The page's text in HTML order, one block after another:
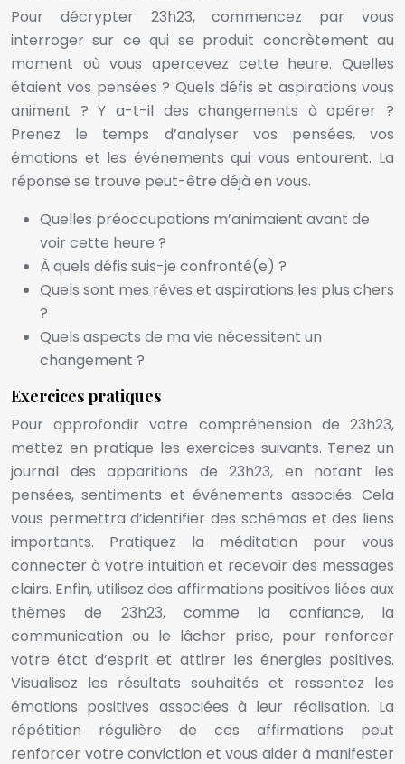
Pour décrypter 23h23, commencez par vous
interroger sur ce qui se produit concrètement au
moment où vous apercevez cette heure. Quelles
étaient vos pensées ? Quels défis et aspirations vous
animent ? Y a-t-il des changements à opérer ?
Prenez le temps d’analyser vos pensées, vos
émotions et les événements qui vous entourent. La
réponse se trouve peut-être déjà en vous.
Quelles préoccupations m’animaient avant de
voir cette heure ?
À quels défis suis-je confronté(e) ?
Quels sont mes rêves et aspirations les plus chers
?
Quels aspects de ma vie nécessitent un
changement ?
Exercices pratiques
Pour approfondir votre compréhension de 23h23,
mettez en pratique les exercices suivants. Tenez un
journal des apparitions de 23h23, en notant les
pensées, sentiments et événements associés. Cela
vous permettra d’identifier des schémas et des liens
importants. Pratiquez la méditation pour vous
connecter à votre intuition et recevoir des messages
clairs. Enfin, utilisez des affirmations positives liées aux
thèmes de 23h23, comme la confiance, la
communication ou le lâcher prise, pour renforcer
votre état d’esprit et attirer les énergies positives.
Visualisez les résultats souhaités et ressentez les
émotions positives associées à leur réalisation. La
répétition régulière de ces affirmations peut
renforcer votre conviction et vous aider à manifester